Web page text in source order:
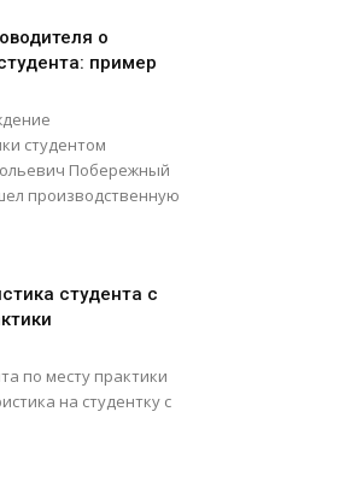
о
пример
студентом
Побережный
производственную
студента с
по месту практики
на студентку с